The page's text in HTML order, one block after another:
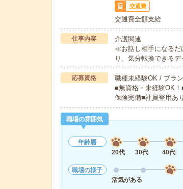
交通費
交通費全額支給
仕事内容
介護関連
≪お話し相手になるだ
り、気分転換できる
応募資格
職種未経験OK / ブラ
■無資格・未経験OK
保険完備■社員登用
職場の雰囲気
年齢層
20代
30代 40代
職場の様子
活気がある